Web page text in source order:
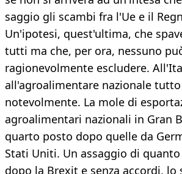
saggio gli scambi fra l'Ue e il
Un'ipotesi, quest'ultima, che
tutti ma che, per ora, nessuno
ragionevolmente escludere.
all'agroalimentare nazionale
notevolmente. La mole di
agroalimentari nazionali in Gran
quarto posto dopo quelle da
Stati Uniti. Un assaggio di
dopo la Brexit e senza accordi, lo